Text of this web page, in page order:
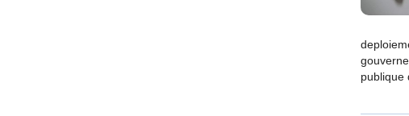
publique